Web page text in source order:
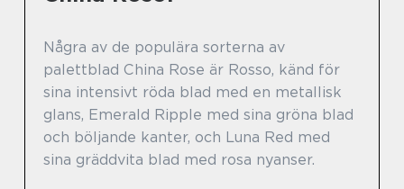
Några av de populära sorterna av
palettblad China Rose är Rosso, känd för
sina intensivt röda blad med en metallisk
glans, Emerald Ripple med sina gröna blad
och böljande kanter, och Luna Red med
sina gräddvita blad med rosa nyanser.